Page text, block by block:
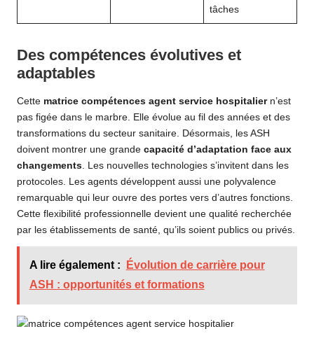
tâches
Des compétences évolutives et
adaptables
Cette matrice compétences agent service hospitaliern’est
pas figée dans le marbre. Elle évolue au fil des années et des
transformations du secteur sanitaire. Désormais, les ASH
doivent montrer une grande capacité d’adaptation face aux
changements . Les nouvelles technologies s’invitent dans les
protocoles. Les agents développent aussi une polyvalence
remarquable qui leur ouvre des portes vers d’autres fonctions.
Cette flexibilité professionnelle devient une qualité recherchée
par les établissements de santé, qu’ils soient publics ou privés.
A lire également :
Évolution de carrière pour
ASH : opportunités et formations